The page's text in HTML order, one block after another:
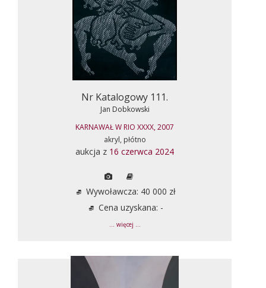
Nr Katalogowy 111.
Jan Dobkowski
KARNAWAŁ W RIO XXXX, 2007
akryl, płótno
aukcja z 16 czerwca 2024
Wywoławcza: 40 000 zł
Cena uzyskana: -
... więcej ...